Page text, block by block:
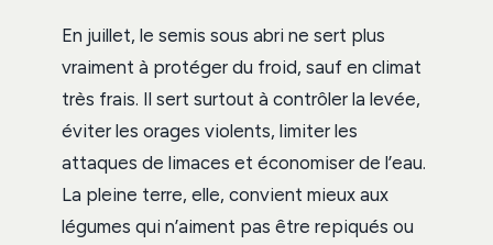
En juillet, le semis sous abri ne sert plus
vraiment à protéger du froid, sauf en climat
très frais. Il sert surtout à contrôler la levée,
éviter les orages violents, limiter les
attaques de limaces et économiser de l’eau.
La pleine terre, elle, convient mieux aux
légumes qui n’aiment pas être repiqués ou